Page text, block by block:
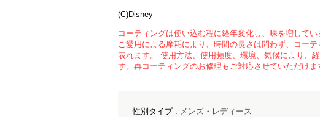
(C)Disney
コーティングは使い込む程に経年変化し、味を増してい
ご愛用による摩耗により、時間の長さは問わず、コー
表れます。 使用方法、使用頻度、環境、気候により、
す。再コーティングのお修理もご対応させていただけま
性別タイプ : メンズ ・ レディース